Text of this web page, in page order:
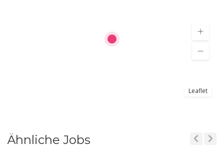
Leaflet
Ähnliche Jobs